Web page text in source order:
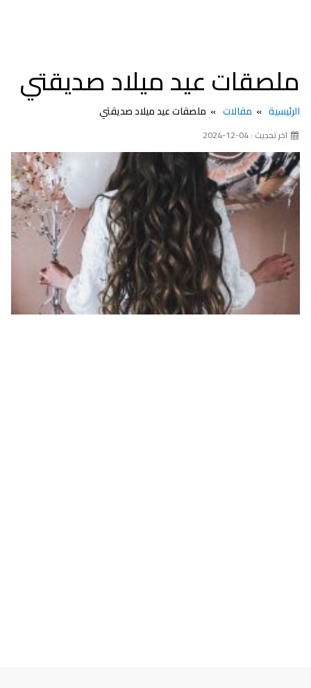
ملصقات عيد ميلاد صديقتي
الرئيسية مقالات ملصقات عيد ميلاد صديقتي
اخر تحديث : 04-12-2024